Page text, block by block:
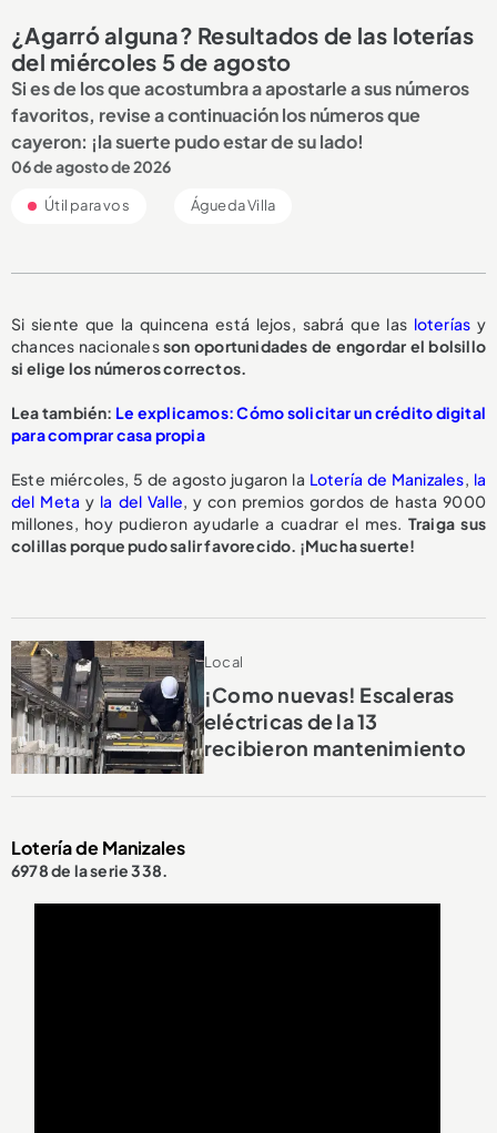
¿Agarró alguna? Resultados de las loterías
del miércoles 5 de agosto
Si es de los que acostumbra a apostarle a sus números
favoritos, revise a continuación los números que
cayeron: ¡la suerte pudo estar de su lado!
06 de agosto de 2026
Útil para vos Águeda Villa
Si siente que la quincena está lejos, sabrá que las loterías y
chances nacionalesson oportunidades de engordar el bolsillo
si elige los números correctos.
Lea también: Le explicamos: Cómo solicitar un crédito digital
para comprar casa propia
Este miércoles, 5 de agosto jugaron la Lotería de Manizales, la
del Meta y la del Valle, y con premios gordos de hasta 9000
millones, hoy pudieron ayudarle a cuadrar el mes. Traiga sus
colillas porque pudo salir favorecido. ¡Mucha suerte!
Local
¡Como nuevas! Escaleras
eléctricas de la 13
recibieron mantenimiento
Lotería de Manizales
6978 de la serie 338.